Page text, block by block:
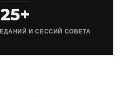
25+
И СЕССИЙ СОВЕТА